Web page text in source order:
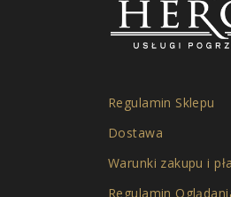
Regulamin Sklepu
Dostawa
Warunki zakupu i
Regulamin